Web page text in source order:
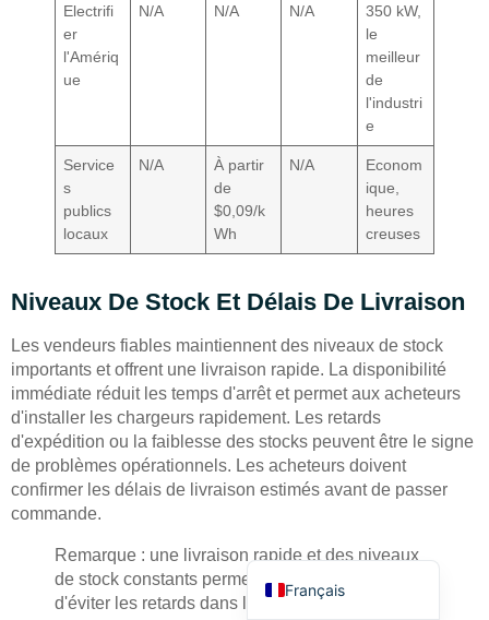
Electrifi
er
l'Amériq
ue
N/A N/A N/A
350 kW,
le
meilleur
de
l'industri
e
Service
s
publics
locaux
N/A
À partir
de
$0,09/k
Wh
N/A
Econom
ique,
heures
creuses
Niveaux De Stock Et Délais De Livraison
Les vendeurs fiables maintiennent des niveaux de stock
importants et offrent une livraison rapide. La disponibilité
immédiate réduit les temps d'arrêt et permet aux acheteurs
d'installer les chargeurs rapidement. Les retards
d'expédition ou la faiblesse des stocks peuvent être le signe
de problèmes opérationnels. Les acheteurs doivent
confirmer les délais de livraison estimés avant de passer
commande.
Remarque : une livraison rapide et des niveaux
de stock constants permettent aux acheteurs
d'éviter les retards dans leurs projets.
Français
English
Português
Русский
العربية
Türkçe
Bahasa Indonesia
Deutsch